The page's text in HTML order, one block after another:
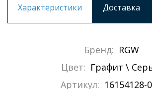
Характеристики Доставка
Бренд: RGW
Цвет: Графит \
Артикул: 16154128-